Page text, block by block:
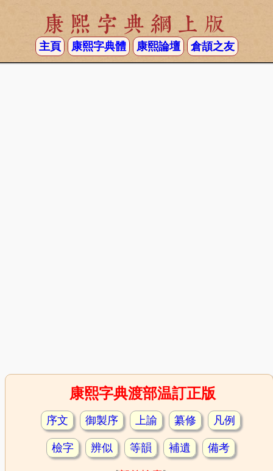
康熙字典網上版
主頁 康熙字典體 康熙論壇 倉頡之友
康熙字典渡部温訂正版
序文 御製序 上諭 纂修 凡例
檢字 辨似 等韻 補遺 備考